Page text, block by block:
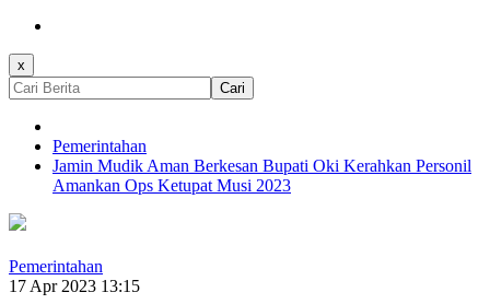
x
Cari
Pemerintahan
Jamin Mudik Aman Berkesan Bupati Oki Kerahkan Personil
Amankan Ops Ketupat Musi 2023
Pemerintahan
17 Apr 2023 13:15